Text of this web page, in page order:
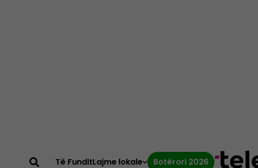
Të FunditLajme lokale Botërori 2026